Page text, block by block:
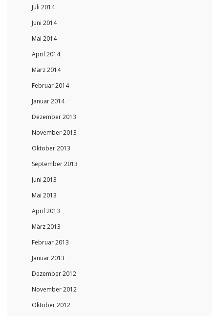
Juli 2014
Juni 2014
Mai 2014
April 2014
März 2014
Februar 2014
Januar 2014
Dezember 2013
November 2013
Oktober 2013
September 2013
Juni 2013
Mai 2013
April 2013
März 2013
Februar 2013
Januar 2013
Dezember 2012
November 2012
Oktober 2012